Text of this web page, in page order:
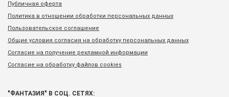
Публичная оферта
Политика в отношении обработки персональных данных
Пользовательское соглашение
Общие условия согласия на обработку персональных данных
Согласие на получение рекламной информации
Согласие на обработку файлов cookies
"ФАНТАЗИЯ" В СОЦ. СЕТЯХ: